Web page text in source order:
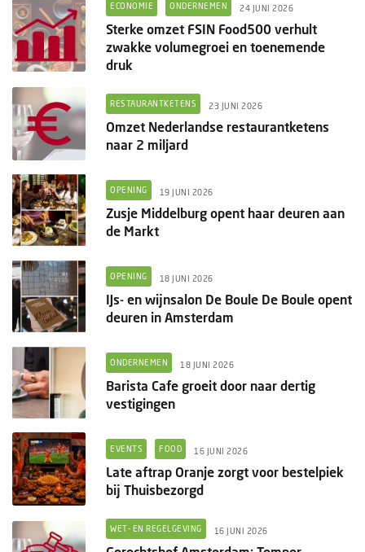
ECONOMIE ONDERNEMEN 24 JUNI 2026
Sterke omzet FSIN Food500 verhult
zwakke volumegroei en toenemende
druk
RESTAURANTKETENS 23 JUNI 2026
Omzet Nederlandse restaurantketens
naar 2 miljard
OPENING 19 JUNI 2026
Zusje Middelburg opent haar deuren aan
de Markt
OPENING 18 JUNI 2026
IJs- en wijnsalon De Boule De Boule opent
deuren in Amsterdam
ONDERNEMEN 18 JUNI 2026
Barista Cafe groeit door naar dertig
vestigingen
EVENTS FOOD 16 JUNI 2026
Late aftrap Oranje zorgt voor bestelpiek
bij Thuisbezorgd
WET- EN REGELGEVING 16 JUNI 2026